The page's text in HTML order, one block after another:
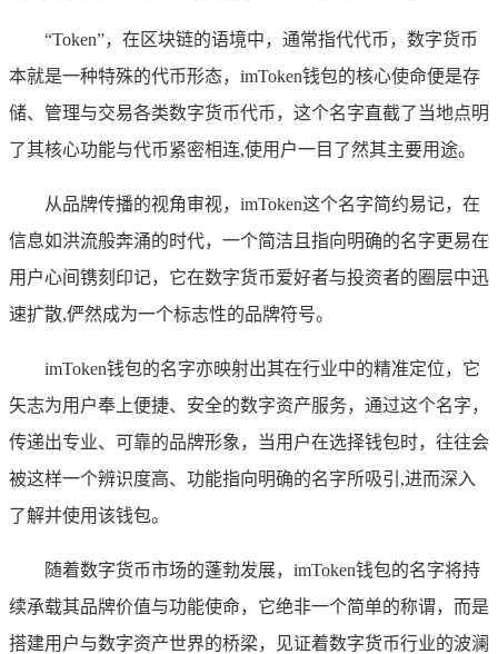
“Token”，在区块链的语境中，通常指代代币，数字货币
本就是一种特殊的代币形态，imToken钱包的核心使命便是存
储、管理与交易各类数字货币代币，这个名字直截了当地点明
了其核心功能与代币紧密相连,使用户一目了然其主要用途。
从品牌传播的视角审视，imToken这个名字简约易记，在
信息如洪流般奔涌的时代，一个简洁且指向明确的名字更易在
用户心间镌刻印记，它在数字货币爱好者与投资者的圈层中迅
速扩散,俨然成为一个标志性的品牌符号。
imToken钱包的名字亦映射出其在行业中的精准定位，它
矢志为用户奉上便捷、安全的数字资产服务，通过这个名字，
传递出专业、可靠的品牌形象，当用户在选择钱包时，往往会
被这样一个辨识度高、功能指向明确的名字所吸引,进而深入
了解并使用该钱包。
随着数字货币市场的蓬勃发展，imToken钱包的名字将持
续承载其品牌价值与功能使命，它绝非一个简单的称谓，而是
搭建用户与数字资产世界的桥梁，见证着数字货币行业的波澜